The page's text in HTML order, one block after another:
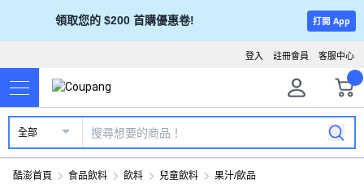
領取您的 $200 首購優惠卷! 打開 App
客服中心
註冊會員
登入
全部
酷澎首頁 食品飲料 飲料 兒童飲料 果汁/飲品